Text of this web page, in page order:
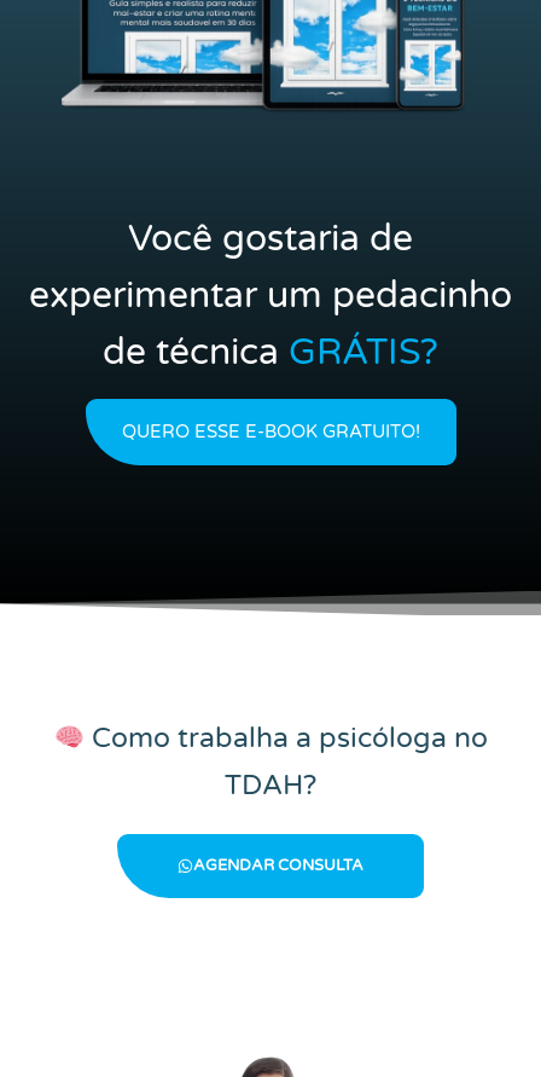
Você gostaria de
experimentar um pedacinho
de técnica GRÁTIS?
QUERO ESSE E-BOOK GRATUITO!
Como trabalha a psicóloga no
TDAH?
AGENDAR CONSULTA